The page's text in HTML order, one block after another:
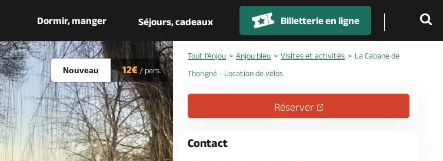
Dormir, manger Séjours, cadeaux Billetterie en ligne
Nouveau 12€ / pers.
Tout l'Anjou Anjou bleu Visites et activités
La Cabane de
Thorigné - Location de vélos
Réserver
Contact